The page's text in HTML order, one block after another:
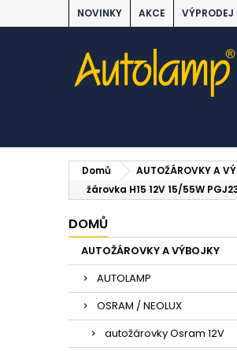
NOVINKY AKCE VÝPRODEJ
Domů AUTOŽÁROVKY A
žárovka H15 12V 15/55W
DOMŮ
AUTOŽÁROVKY A VÝBOJKY
AUTOLAMP
OSRAM / NEOLUX
autožárovky Osram 12V